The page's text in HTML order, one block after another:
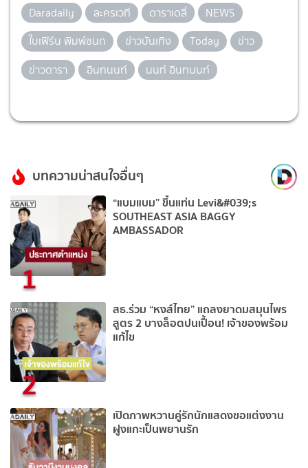
Daradaily ละครเวที ดาราเดลี่
NEWS
ใบเฟิร์น พิมพ์ชนก
ข่าวบันเทิง Today
ข่าว
ข่าวดารา
อินทนนท์ นนท์ อินทนนท์
บทความน่าสนใจอื่นๆ
1
“แบมแบม” ขึ้นแท่น Levi&#039;s
SOUTHEAST ASIA BAGGY
AMBASSADOR
2
สธ.ร่วม “หงส์ไทย” แถลงยาดมสมุนไพร
สูตร 2 บางล็อตปนเปื้อน! เจ้าของพร้อม
แก้ไข
เปิดภาพหวานคู่รักนักแสดงขอแต่งงาน
ฝูงแกะเป็นพยานรัก